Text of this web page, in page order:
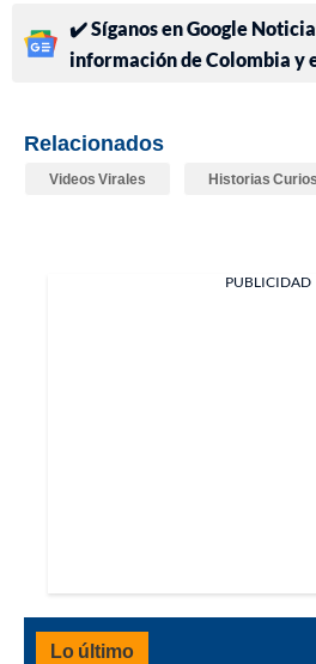
✔️ Síganos en Google
información de Colombia y
Relacionados
Videos Virales Historias
PUBLICIDAD
Lo último